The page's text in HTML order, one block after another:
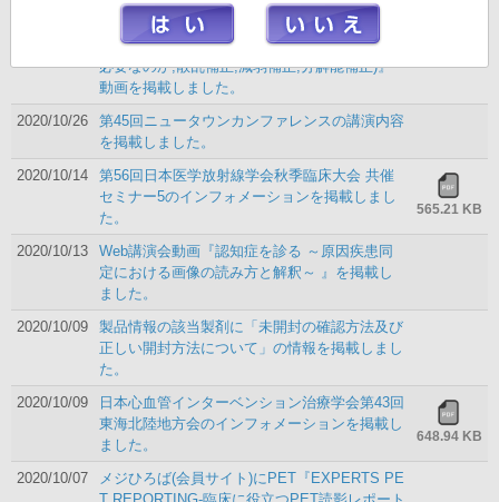
メジひろば(会員サイト)にゼロから始める核医
学入門！『画像処理技術(各種補正 なぜ補正が
必要なのか,散乱補正,減弱補正,分解能補正)』
動画を掲載しました。
2020/10/26
第45回ニュータウンカンファレンスの講演内容
を掲載しました。
2020/10/14
第56回日本医学放射線学会秋季臨床大会 共催
セミナー5のインフォメーションを掲載しまし
た。
565.21 KB
2020/10/13
Web講演会動画『認知症を診る ～原因疾患同
定における画像の読み方と解釈～ 』を掲載し
ました。
2020/10/09
製品情報の該当製剤に「未開封の確認方法及び
正しい開封方法について」の情報を掲載しまし
た。
2020/10/09
日本心血管インターベンション治療学会第43回
東海北陸地方会のインフォメーションを掲載し
ました。
648.94 KB
2020/10/07
メジひろば(会員サイト)にPET『EXPERTS PE